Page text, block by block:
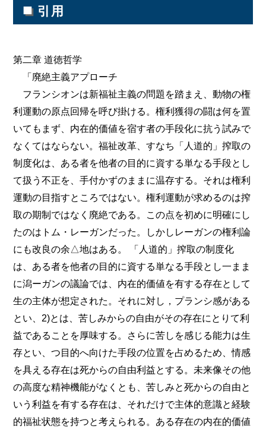
■ 引用
第二章 道徳哲学
「廃絶主義アプローチ
フランシオンは新福祉主義の問題を踏まえ、動物の権
利運動の原点回帰を呼び掛ける。権利獲得の闘は何を置
いてもまず、内在的価値を宿す者の手段化に抗う試みで
なくてはならない。福祉改革、すなち「人道的」搾取の
制度化は、ある者を他者の目的に資する単なる手段とし
て扱う不正を、手付かずのままに温存する。それは権利
運動の目指すところではない。権利運動が求めるのは搾
取の期制ではなく廃絶である。この点を初めに明確にし
たのはトム・レーガンだった。しかしレーガンの権利論
にも改良の余△地はある。 「人道的」搾取の制度化
は、ある者を他者の目的に資する単なる手段とし一まま
に潟ーガンの議論では、内在的価値を有する存在として
生の主体が想定された。それに対し，プランシ感がある
とい、2)とは、苦しみからの自由がその存在にとりて利
益であることを厚味する。さらに苦しを感じる能力は生
存とい、つ目的へ向けた手段の位置を占めるため、情感
を具える存在は死からの自由利益とする。未来像その他
の高度な精神機能がなくとも、苦しみと死からの自由と
いう利益を有する存在は、それだけで主体的意識と経験
的福祉状態を持つと考えられる。ある存在の内在的価値